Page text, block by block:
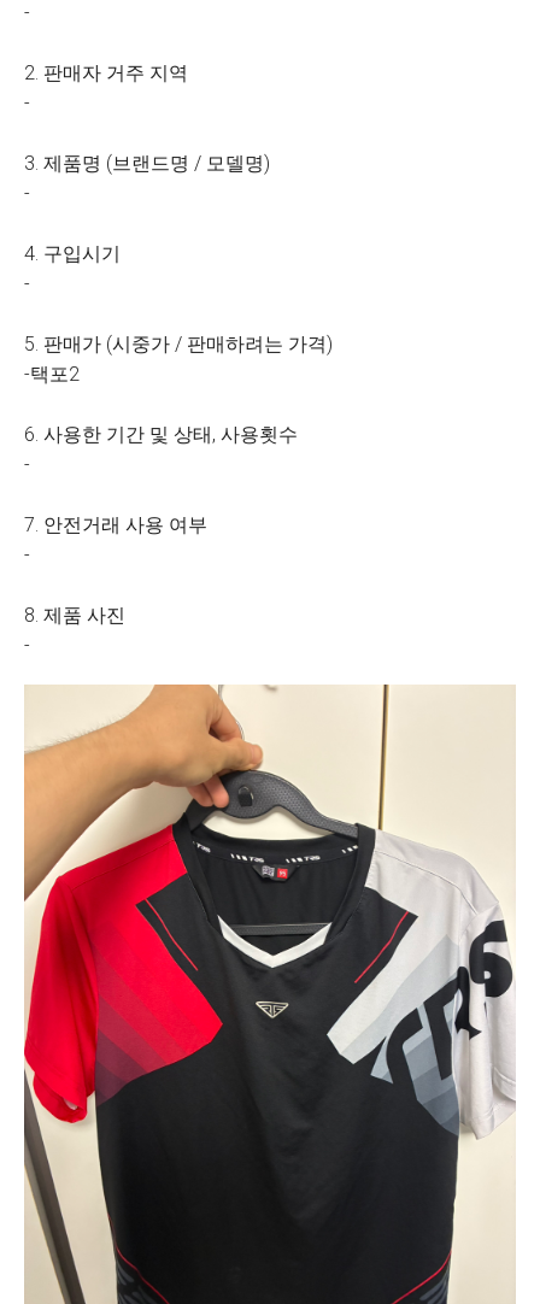
-
2. 판매자 거주 지역
-
3. 제품명 (브랜드명 / 모델명)
-
4. 구입시기
-
5. 판매가 (시중가 / 판매하려는 가격)
-택포2
6. 사용한 기간 및 상태, 사용횟수
-
7. 안전거래 사용 여부
-
8. 제품 사진
-